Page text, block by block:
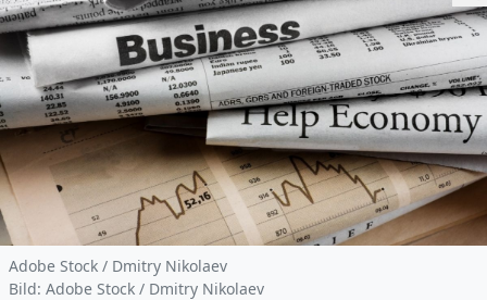
Adobe Stock / Dmitry Nikolaev
Bild: Adobe Stock / Dmitry Nikolaev